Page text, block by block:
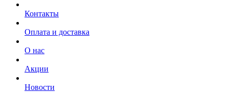
Контакты
Оплата и доставка
О нас
Акции
Новости